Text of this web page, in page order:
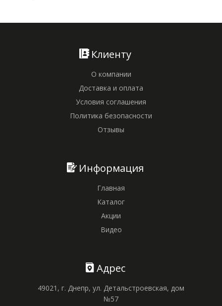
Клиенту
О компании
Доставка и оплата
Условия соглашения
Политика безопасности
Отзывы
Информация
Главная
Каталог
Акции
Видео
Адрес
49021, г. Днепр, ул. Детальстроевская, дом
№57